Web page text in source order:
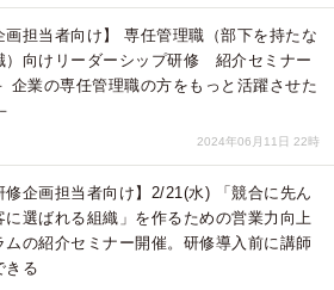
画担当者向け】 専任管理職（部下を持たな
）向けリーダーシップ研修 紹介セミナー
企業の専任管理職の方をもっと活躍させた
2024年06月11日 22時
修企画担当者向け】2/21(水) 「競合に先ん
に選ばれる組織」を作るための営業力向上
ムの紹介セミナー開催。研修導入前に講師
きる